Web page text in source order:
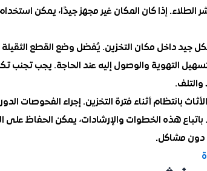
الطلاء. إذا كان المكان غير مجهز جيدًا، يمكن
جيد داخل مكان التخزين. يُفضل وضع القطع
التهوية والوصول إليه عند الحاجة. يجب
والتلف.
بانتظام أثناء فترة التخزين. إجراء الفحوصات
هذه الخطوات والإرشادات، يمكن الحفاظ على
دون مشاكل.